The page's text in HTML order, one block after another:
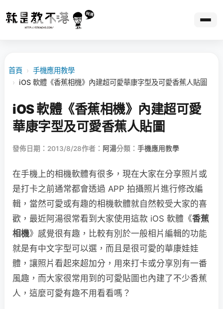
首頁 › 手機應用教學
› iOS 軟體《香蕉相機》內建超可愛華康字型及可愛香蕉人貼圖
iOS 軟體《香蕉相機》內建超可愛
華康字型及可愛香蕉人貼圖
發佈日期：2013/8/28作者： 阿湯分類： 手機應用教學
在手機上的相機軟體有很多，現在大家在分享照片或
是打卡之前通常都會透過 APP 拍攝照片進行修改編
輯，當然可愛或有趣的相機軟體就自然較受大家的喜
歡，最近阿湯很常看到大家使用這款 iOS 軟體《香蕉
相機》感覺很有趣，比較有別於一般相片編輯的功能
就是有中文字型可以選，而且是很可愛的華康娃娃
體，讓照片看起來超加分，用來打卡或分享別有一番
風趣，而大家很常用到的可愛貼圖也內建了不少香蕉
人，這麼可愛有趣不用看看嗎？